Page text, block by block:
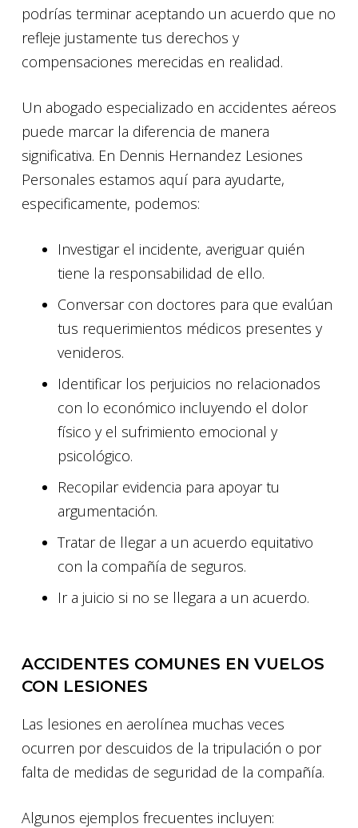
podrías terminar aceptando un acuerdo que no
refleje justamente tus derechos y
compensaciones merecidas en realidad.
Un abogado especializado en accidentes aéreos
puede marcar la diferencia de manera
significativa. En Dennis Hernandez Lesiones
Personales estamos aquí para ayudarte,
especificamente, podemos:
Investigar el incidente, averiguar quién
tiene la responsabilidad de ello.
Conversar con doctores para que evalúan
tus requerimientos médicos presentes y
venideros.
Identificar los perjuicios no relacionados
con lo económico incluyendo el dolor
físico y el sufrimiento emocional y
psicológico.
Recopilar evidencia para apoyar tu
argumentación.
Tratar de llegar a un acuerdo equitativo
con la compañía de seguros.
Ir a juicio si no se llegara a un acuerdo.
ACCIDENTES COMUNES EN VUELOS
CON LESIONES
Las lesiones en aerolínea muchas veces
ocurren por descuidos de la tripulación o por
falta de medidas de seguridad de la compañía.
Algunos ejemplos frecuentes incluyen: